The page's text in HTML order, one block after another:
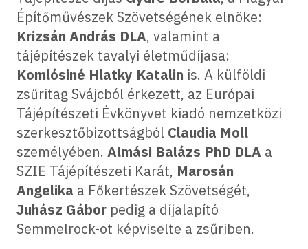
Építőművészek Szövetségének elnöke:
Krizsán András DLA, valamint a
tájépítészek tavalyi életműdíjasa:
Komlósiné Hlatky Katalin is. A külföldi
zsűritag Svájcból érkezett, az Európai
Tájépítészeti Évkönyvet kiadó nemzetközi
szerkesztőbizottságból Claudia Moll
személyében. Almási Balázs PhD DLA a
SZIE Tájépítészeti Karát, Marosán
Angelika a Főkertészek Szövetségét,
Juhász Gábor pedig a díjalapító
Semmelrock-ot képviselte a zsűriben.